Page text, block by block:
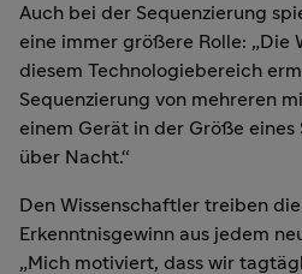
Auch bei der Sequenzierung
eine immer größere Rolle: „Die
diesem Technologiebereich
Sequenzierung von mehreren
einem Gerät in der Größe
über Nacht.“
Den Wissenschaftler treiben
Erkenntnisgewinn aus jedem
„Mich motiviert, dass wir